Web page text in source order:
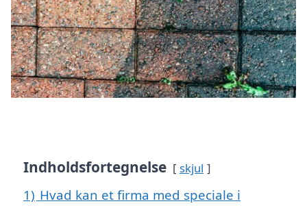
Indholdsfortegnelse skjul
1) Hvad kan et firma med speciale i